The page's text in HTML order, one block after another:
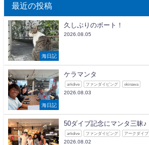
最近の投稿
海日記
久しぶりのボート！
2026.08.05
海日記
ケラマンタ
arkdive ファンダイビング okinawa
2026.08.03
50ダイブ記念にマンタ三昧♪
arkdive ファンダイビング アークダイブ
2026.08.02